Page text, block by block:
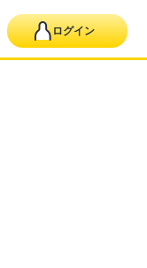
ログイン